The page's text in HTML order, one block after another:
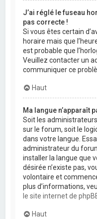
J’ai réglé le fuseau
pas correcte !
Si vous êtes certain
horaire mais que
est probable que
Veuillez contacter un
communiquer ce
Haut
Ma langue n’apparaît
Soit les
sur le forum, soit le
dans votre langue.
administrateur du
installer la langue que
désirée n’existe pas,
volontaire et
plus d’informations,
le site internet de
Haut